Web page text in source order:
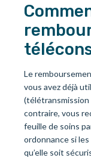
Le
vous avez déjà
(télétransmission
contraire, vous
feuille de soins
ordonnance si
qu’elle soit